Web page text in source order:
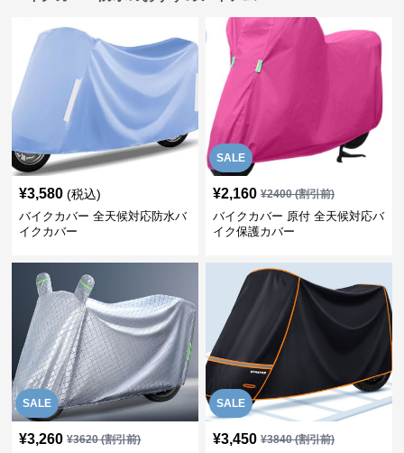
¥3,580 (税込)
バイクカバー 全天候対応防水バ
イクカバー
SALE
¥2,160 ¥2400(割引前)
バイクカバー 原付 全天候対応バ
イク保護カバー
SALE
¥3,260 ¥3620(割引前)
SALE
¥3,450 ¥3840(割引前)